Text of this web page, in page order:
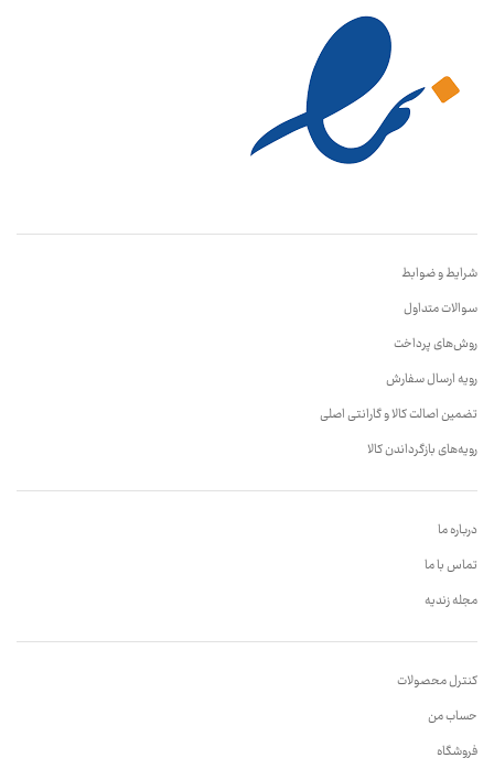
شرایط و ضوابط
سوالات متداول
روش‌های پرداخت
رویه ارسال سفارش
تضمین اصالت کالا و گارانتی اصلی
رویه‌های بازگرداندن کالا
درباره ما
تماس با ما
مجله زندیه
کنترل محصولات
حساب من
فروشگاه